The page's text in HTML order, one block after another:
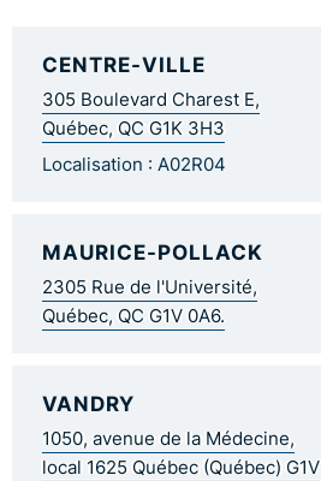
CENTRE-VILLE
305 Boulevard Charest E,
Québec, QC G1K 3H3
Localisation : A02R04
MAURICE-POLLACK
2305 Rue de l'Université,
Québec, QC G1V 0A6.
VANDRY
1050, avenue de la Médecine,
local 1625 Québec (Québec) G1V